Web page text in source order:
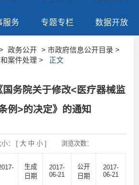
服务 专题专栏 数据开放
政务公开
> 市政府信息公开目录 >
案件处理 >
正文
务院关于修改<医疗器械监
例>的决定》的通知
小： [ 大 中 小] 浏览次数：
生成
日期
2017-
06-21
公开
日期
2017-
06-21